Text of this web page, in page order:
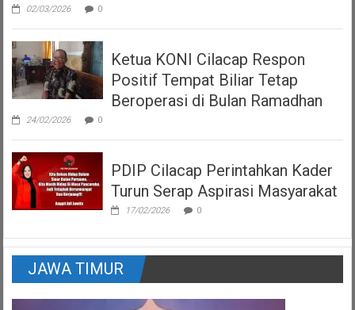
02/03/2026 0
Ketua KONI Cilacap Respon
Positif Tempat Biliar Tetap
Beroperasi di Bulan Ramadhan
24/02/2026 0
PDIP Cilacap Perintahkan Kader
Turun Serap Aspirasi Masyarakat
17/02/2026 0
JAWA TIMUR